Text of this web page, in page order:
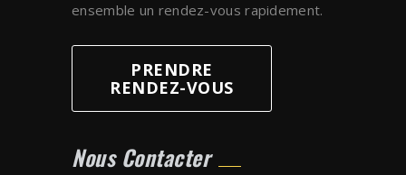
ensemble un rendez-vous rapidement.
PRENDRE
RENDEZ-VOUS
Nous Contacter